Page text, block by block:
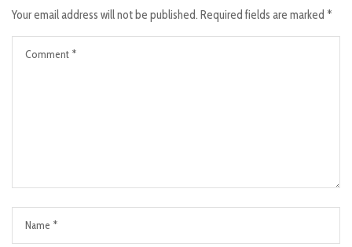
Your email address will not be published. Required fields are marked *